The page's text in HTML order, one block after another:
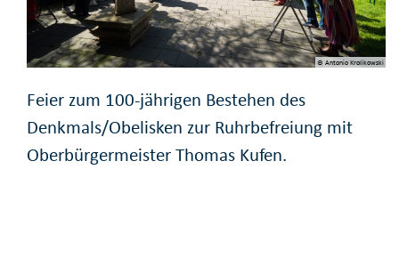
© Antonio Krolikowski
Feier zum 100-jährigen Bestehen des
Denkmals/Obelisken zur Ruhrbefreiung mit
Oberbürgermeister Thomas Kufen.